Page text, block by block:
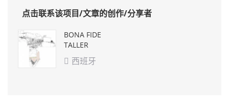
点击联系该项目/文章的创作/分享者
BONA FIDE
TALLER
 西班牙